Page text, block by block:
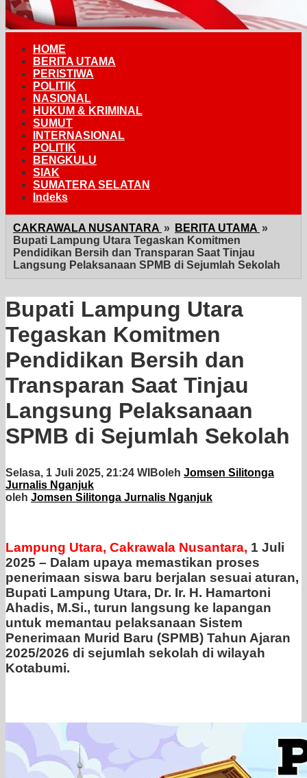
HOME
BERITA UTAMA
PERISTIWA
POLITIK
NASIONAL
HUKUM & KRIMINAL
SUMUT
INTERNASIONAL
POLITIK
BENGKULU
SIAK
SUMATERA SELATAN
Indeks
CAKRAWALA NUSANTARA » BERITA UTAMA »
Bupati Lampung Utara Tegaskan Komitmen
Pendidikan Bersih dan Transparan Saat Tinjau
Langsung Pelaksanaan SPMB di Sejumlah Sekolah
Bupati Lampung Utara
Tegaskan Komitmen
Pendidikan Bersih dan
Transparan Saat Tinjau
Langsung Pelaksanaan
SPMB di Sejumlah Sekolah
Selasa, 1 Juli 2025, 21:24 WIBoleh Jomsen Silitonga
Jurnalis Nganjuk
oleh Jomsen Silitonga Jurnalis Nganjuk
Lampung Utara, Cakrawala Nusantara, 1 Juli
2025 – Dalam upaya memastikan proses
penerimaan siswa baru berjalan sesuai aturan,
Bupati Lampung Utara, Dr. Ir. H. Hamartoni
Ahadis, M.Si., turun langsung ke lapangan
untuk memantau pelaksanaan Sistem
Penerimaan Murid Baru (SPMB) Tahun Ajaran
2025/2026 di sejumlah sekolah di wilayah
Kotabumi.